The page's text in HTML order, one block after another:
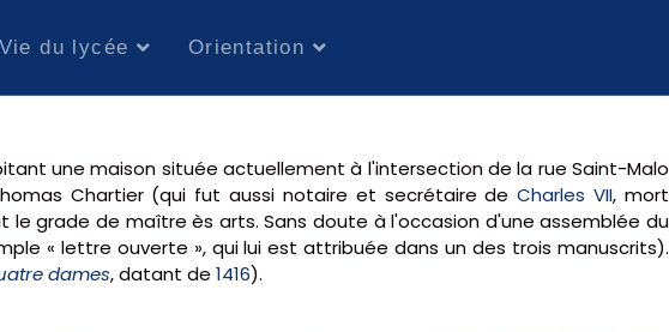
Vie du lycée Orientation
une maison située actuellement à l'intersection de la rue Saint-Malo
Chartier (qui fut aussi notaire et secrétaire deCharles VII, mort
le grade de maître ès arts. Sans doute à l'occasion d'une assemblée du
« lettre ouverte », qui lui est attribuée dans un des trois manuscrits).
dames, datant de 1416).